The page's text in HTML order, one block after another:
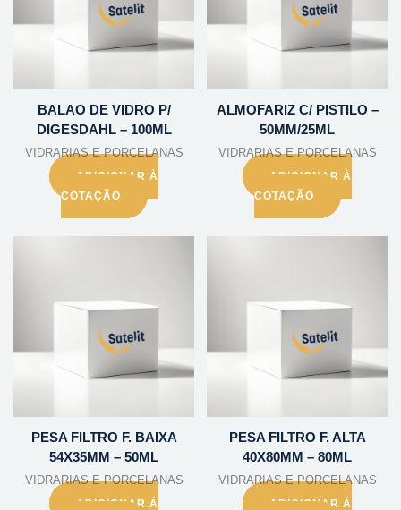
BALAO DE VIDRO P/
DIGESDAHL – 100ML
VIDRARIAS E PORCELANAS
ADICIONAR À
COTAÇÃO
ALMOFARIZ C/ PISTILO –
50MM/25ML
VIDRARIAS E PORCELANAS
ADICIONAR À
COTAÇÃO
PESA FILTRO F. BAIXA
54X35MM – 50ML
VIDRARIAS E PORCELANAS
ADICIONAR À
PESA FILTRO F. ALTA
40X80MM – 80ML
VIDRARIAS E PORCELANAS
ADICIONAR À